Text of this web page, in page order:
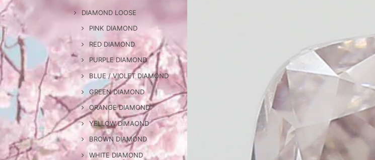
DIAMOND LOOSE
PINK DIAMOND
RED DIAMOND
PURPLE DIAMOND
BLUE / VIOLET DIAMOND
GREEN DIAMOND
ORANGE DIAMOND
YELLOW DIMAOND
BROWN DIAMOND
WHITE DIAMOND